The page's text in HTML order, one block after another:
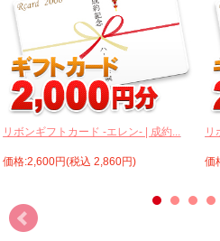
リボンギフトカード -エレン- | 成約...
価格:2,600円(税込 2,860円)
リ
価